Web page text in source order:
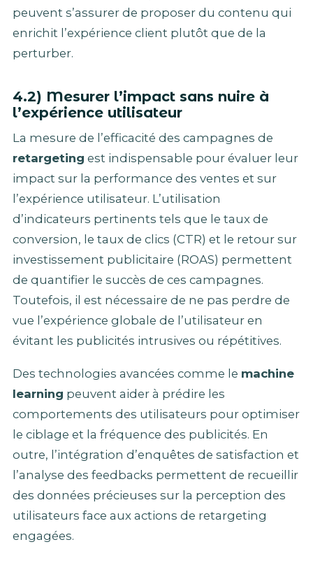
peuvent s’assurer de proposer du contenu qui
enrichit l’expérience client plutôt que de la
perturber.
4.2) Mesurer l’impact sans nuire à
l’expérience utilisateur
La mesure de l’efficacité des campagnes de
retargeting est indispensable pour évaluer leur
impact sur la performance des ventes et sur
l’expérience utilisateur. L’utilisation
d’indicateurs pertinents tels que le taux de
conversion, le taux de clics (CTR) et le retour sur
investissement publicitaire (ROAS) permettent
de quantifier le succès de ces campagnes.
Toutefois, il est nécessaire de ne pas perdre de
vue l’expérience globale de l’utilisateur en
évitant les publicités intrusives ou répétitives.
Des technologies avancées comme le machine
learning peuvent aider à prédire les
comportements des utilisateurs pour optimiser
le ciblage et la fréquence des publicités. En
outre, l’intégration d’enquêtes de satisfaction et
l’analyse des feedbacks permettent de recueillir
des données précieuses sur la perception des
utilisateurs face aux actions de retargeting
engagées.